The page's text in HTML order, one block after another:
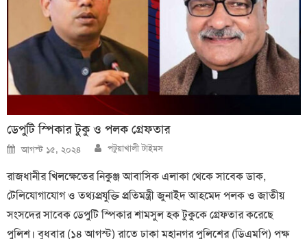
ডেপুটি স্পিকার টুকু ও পলক গ্রেফতার
Posted
on
আগস্ট ১৫, ২০২৪ Author
পটুয়াখালী টাইমস
রাজধানীর খিলক্ষেতের নিকুঞ্জ আবাসিক এলাকা থেকে সাবেক ডাক,
টেলিযোগাযোগ ও তথ্যপ্রযুক্তি প্রতিমন্ত্রী জুনাইদ আহমেদ পলক ও জাতীয়
সংসদের সাবেক ডেপুটি স্পিকার শামসুল হক টুকুকে গ্রেফতার করেছে
পুলিশ। বুধবার (১৪ আগস্ট) রাতে ঢাকা মহানগর পুলিশের (ডিএমপি) পক্ষ